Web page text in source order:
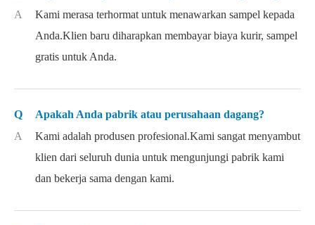
A
Kami merasa terhormat untuk menawarkan sampel kepada
Anda.Klien baru diharapkan membayar biaya kurir, sampel
gratis untuk Anda.
Q
Apakah Anda pabrik atau perusahaan dagang?
A
Kami adalah produsen profesional.Kami sangat menyambut
klien dari seluruh dunia untuk mengunjungi pabrik kami
dan bekerja sama dengan kami.